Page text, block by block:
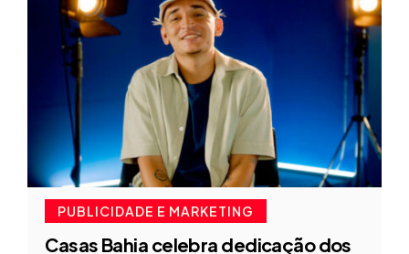
PUBLICIDADE E MARKETING
Casas Bahia celebra dedicação dos